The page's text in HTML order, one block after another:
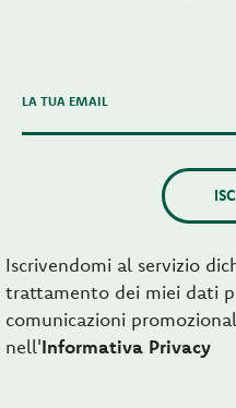
LA TUA EMAIL
Iscrivendomi al servizio
trattamento dei miei dati
comunicazioni
nell'Informativa Privacy